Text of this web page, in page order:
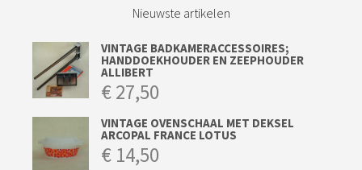
Nieuwste artikelen
VINTAGE BADKAMERACCESSOIRES;
HANDDOEKHOUDER EN ZEEPHOUDER
ALLIBERT
€27,50
VINTAGE OVENSCHAAL MET DEKSEL
ARCOPAL FRANCE LOTUS
€ 14,50